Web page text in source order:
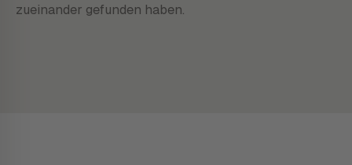
zueinander gefunden haben.